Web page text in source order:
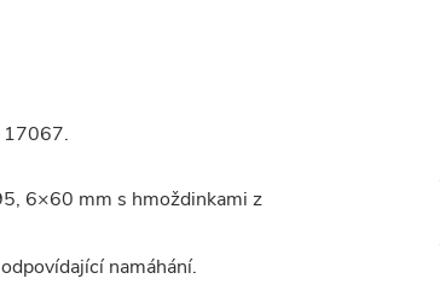
17067.
6×60 mm s hmoždinkami z
namáhání.